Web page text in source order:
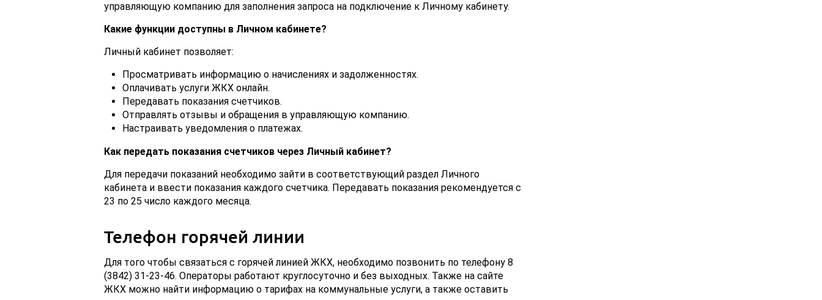
управляющую компанию для заполнения запроса на подключение к Личному кабинету.
Какие функции доступны в Личном кабинете?
Личный кабинет позволяет:
Просматривать информацию о начислениях и задолженностях.
Оплачивать услуги ЖКХ онлайн.
Передавать показания счетчиков.
Отправлять отзывы и обращения в управляющую компанию.
Настраивать уведомления о платежах.
Как передать показания счетчиков через Личный кабинет?
Для передачи показаний необходимо зайти в соответствующий раздел Личного
кабинета и ввести показания каждого счетчика. Передавать показания рекомендуется с
23 по 25 число каждого месяца.
Телефон горячей линии
Для того чтобы связаться с горячей линией ЖКХ, необходимо позвонить по телефону 8
(3842) 31-23-46. Операторы работают круглосуточно и без выходных. Также на сайте
ЖКХ можно найти информацию о тарифах на коммунальные услуги, а также оставить